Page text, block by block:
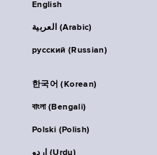
English
العربية (Arabic)
русский (Russian)
한국어 (Korean)
বাংলা (Bengali)
Polski (Polish)
اردو (Urdu)